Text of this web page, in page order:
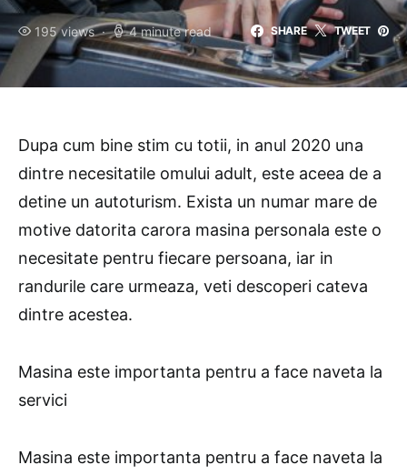
195 views 4 minute read SHARE TWEET
Dupa cum bine stim cu totii, in anul 2020 una
dintre necesitatile omului adult, este aceea de a
detine un autoturism. Exista un numar mare de
motive datorita carora masina personala este o
necesitate pentru fiecare persoana, iar in
randurile care urmeaza, veti descoperi cateva
dintre acestea.
Masina este importanta pentru a face naveta la
servici
Masina este importanta pentru a face naveta la